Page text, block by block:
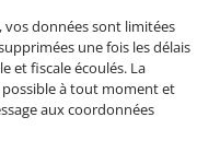
vos données sont limitées
une fois les délais
et fiscale écoulés. La
à tout moment et
aux coordonnées